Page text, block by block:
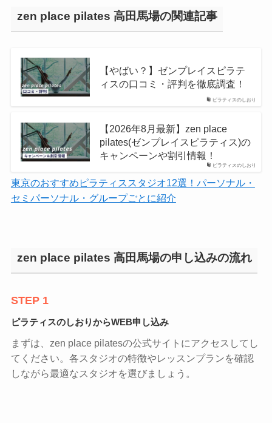
zen place pilates 高田馬場の関連記事
ピラティスのしおり
【やばい？】ゼンプレイスピラテ
ィスの口コミ・評判を徹底調査！
ピラティスのしおり
【2026年8月最新】zen place
pilates(ゼンプレイスピラティス)の
キャンペーンや割引情報！
東京のおすすめピラティススタジオ12選！パーソナル・
セミパーソナル・グループごとに紹介
zen place pilates 高田馬場の申し込みの流れ
STEP 1
ピラティスのしおりからWEB申し込み
まずは、zen place pilatesの公式サイトにアクセスしてし
てください。各スタジオの特徴やレッスンプランを確認
しながら最適なスタジオを選びましょう。